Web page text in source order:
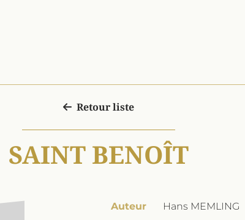
Retour liste
SAINT BENOÎT
Auteur
Hans MEMLING